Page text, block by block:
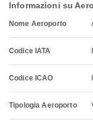
Informazioni su
Nome Aeroporto
Codice IATA
Codice ICAO
Tipologia Aeroporto